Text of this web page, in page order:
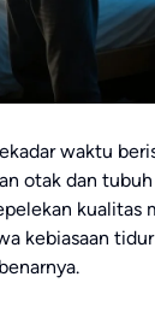
waktu
otak dan
kualitas
kebiasaan